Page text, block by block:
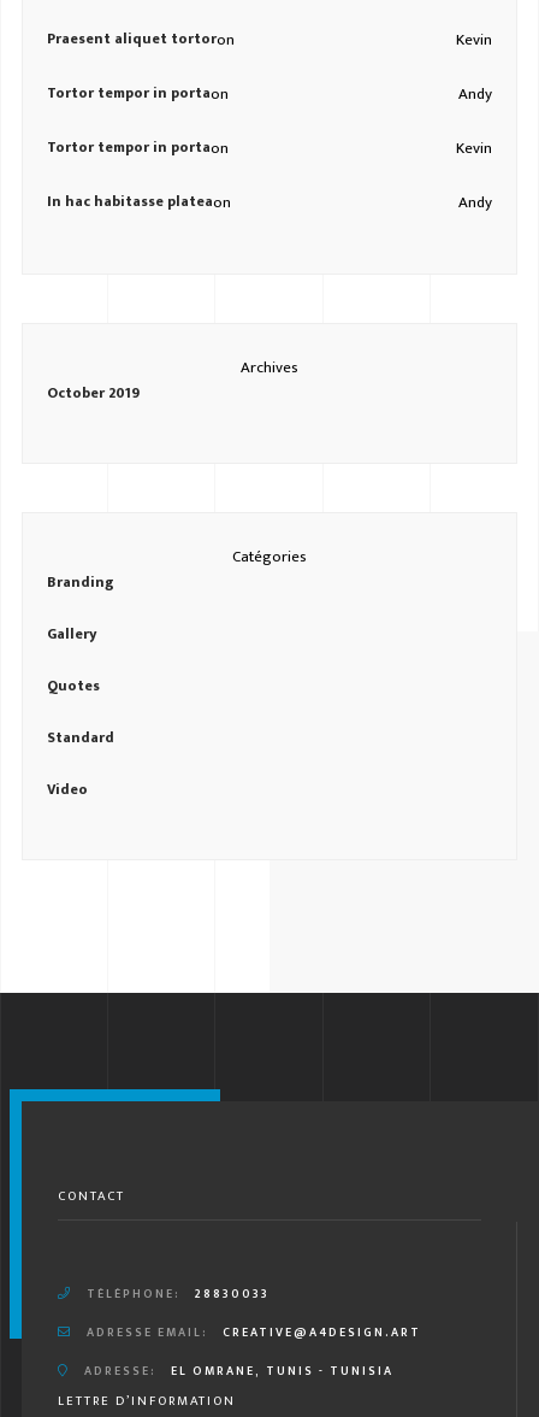
Kevin
on
Praesent aliquet tortor
Andy
on
Tortor tempor in porta
Kevin
on
Tortor tempor in porta
Andy
on
In hac habitasse platea
Archives
October 2019
Catégories
Branding
Gallery
Quotes
Standard
Video
CONTACT
TÉLÉPHONE:
28830033
ADRESSE EMAIL:
CREATIVE@A4DESIGN.ART
ADRESSE:
EL OMRANE, TUNIS - TUNISIA
LETTRE D’INFORMATION